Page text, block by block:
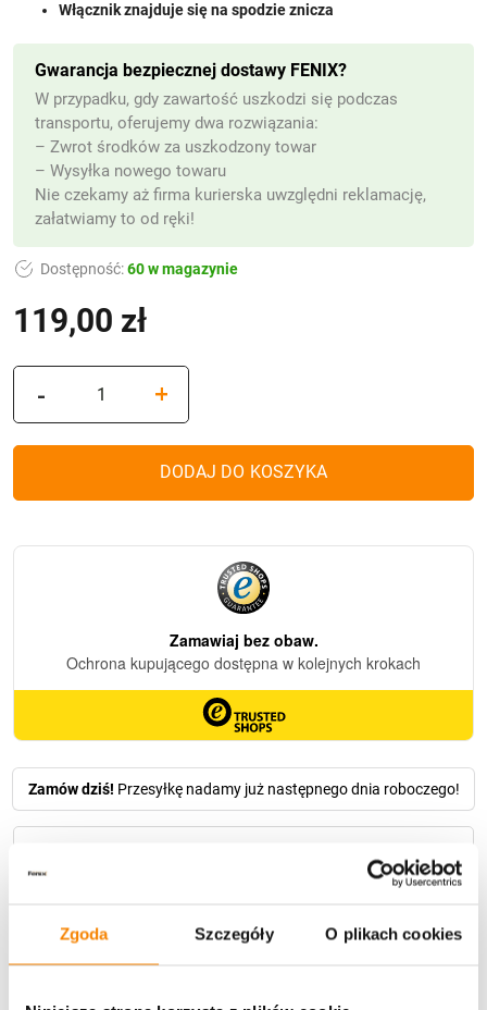
Zgoda Szczegóły O plikach cookies
119,00 zł
Włącznik znajduje się na spodzie znicza
Dostępność:60 w magazynie
Gwarancja bezpiecznej dostawy FENIX?
W przypadku, gdy zawartość uszkodzi się podczas
transportu, oferujemy dwa rozwiązania:
– Zwrot środków za uszkodzony towar
– Wysyłka nowego towaru
Nie czekamy aż firma kurierska uwzględni reklamację,
załatwiamy to od ręki!
Zamów dziś! Przesyłkę nadamy już następnego dnia roboczego!
-
Znicz
Całodobowy
+
DODAJ DO KOSZYKA